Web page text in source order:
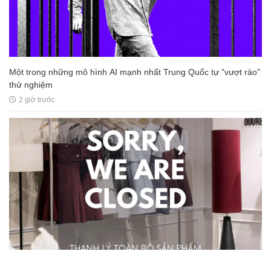
Một trong những mô hình AI mạnh nhất Trung Quốc tự "vượt rào"
thử nghiệm
2 giờ trước